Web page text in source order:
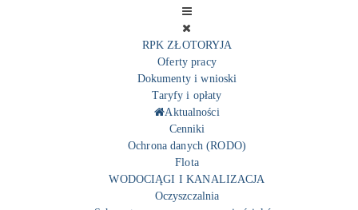
RPK ZŁOTORYJA
Oferty pracy
Dokumenty i wnioski
Taryfy i opłaty
Aktualności
Cenniki
Ochrona danych (RODO)
Flota
WODOCIĄGI I KANALIZACJA
Oczyszczalnia